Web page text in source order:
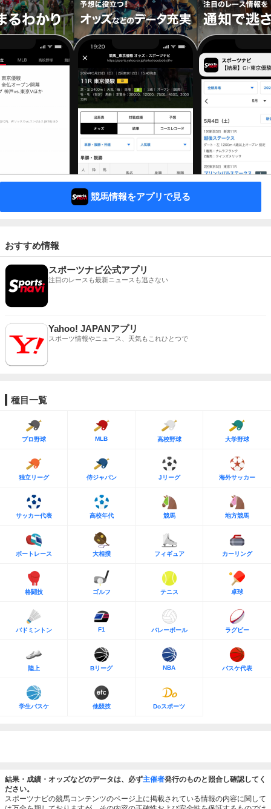
競馬情報をアプリで見る
おすすめ情報
スポーツナビ公式アプリ
注目のレースも最新ニュースも逃さない
Yahoo! JAPANアプリ
スポーツ情報やニュース、天気もこれひとつで
種目一覧
プロ野球 MLB 高校野球 大学野球
独立リーグ 侍ジャパン Jリーグ 海外サッカー
サッカー代表 高校年代 競馬 地方競馬
ボートレース 大相撲 フィギュア カーリング
格闘技 ゴルフ テニス 卓球
バドミントン F1 バレーボール ラグビー
陸上 Bリーグ NBA バスケ代表
学生バスケ 他競技 Doスポーツ
結果・成績・オッズなどのデータは、必ず主催者発行のものと照合し確認してく
ださい。
スポーツナビの競馬コンテンツのページ上に掲載されている情報の内容に関して